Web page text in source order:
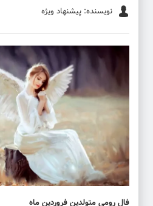
نویسنده: پیشنهاد ویژه
فال رومی متولدین فروردین ماه